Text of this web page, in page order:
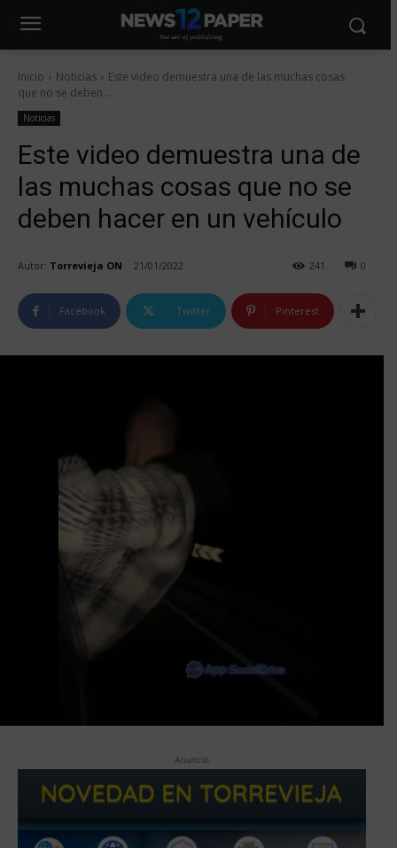
Inicio Noticias
Este video demuestra una de las muchas cosas
que no se deben...
Noticias
Este video demuestra una de
las muchas cosas que no se
deben hacer en un vehículo
Autor: Torrevieja ON 21/01/2022 0
241
Facebook Twitter Pinterest
Anuncio